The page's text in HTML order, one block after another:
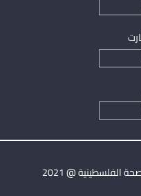
@ 2021